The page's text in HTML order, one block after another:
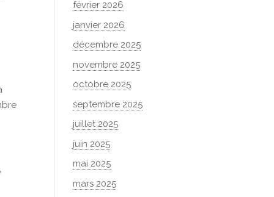
février 2026
janvier 2026
décembre 2025
novembre 2025
octobre 2025
septembre 2025
juillet 2025
juin 2025
mai 2025
mars 2025